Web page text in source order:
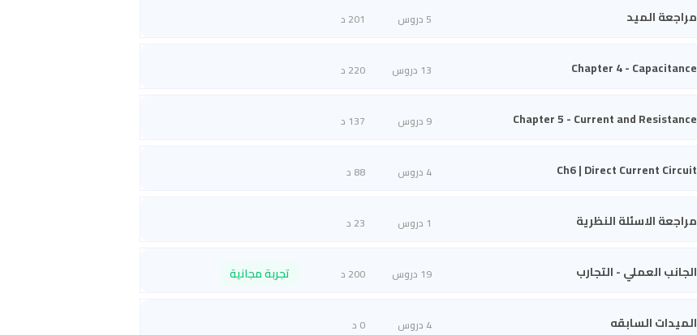
مراجعة الميد 5 دروس 201 د
Chapter 4 - Capacitance 13 دروس 220 د
Chapter 5 - Current and Resistance 9 دروس 137 د
Ch6 | Direct Current Circuit 4 دروس 88 د
مراجعة الاسئلة النظرية 1 دروس 23 د
الجانب العملي - التجارب 19 دروس 200 د تجربة مجانية
الميدات السابقه 4 دروس 0 د